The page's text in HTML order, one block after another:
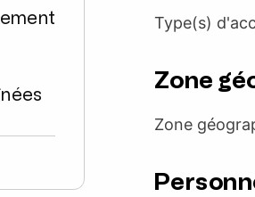
Type(s)
Zone
Zone